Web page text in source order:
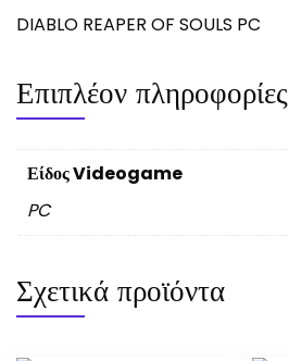
DIABLO REAPER OF SOULS PC
Επιπλέον πληροφορίες
Είδος Videogame
PC
Σχετικά προϊόντα